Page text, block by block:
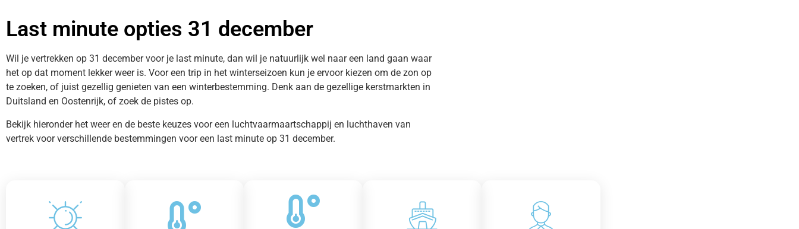
Last minute opties 31 december
Wil je vertrekken op 31 december voor je last minute, dan wil je natuurlijk wel naar een land gaan waar
het op dat moment lekker weer is. Voor een trip in het winterseizoen kun je ervoor kiezen om de zon op
te zoeken, of juist gezellig genieten van een winterbestemming. Denk aan de gezellige kerstmarkten in
Duitsland en Oostenrijk, of zoek de pistes op.
Bekijk hieronder het weer en de beste keuzes voor een luchtvaarmaartschappij en luchthaven van
vertrek voor verschillende bestemmingen voor een last minute op 31 december.